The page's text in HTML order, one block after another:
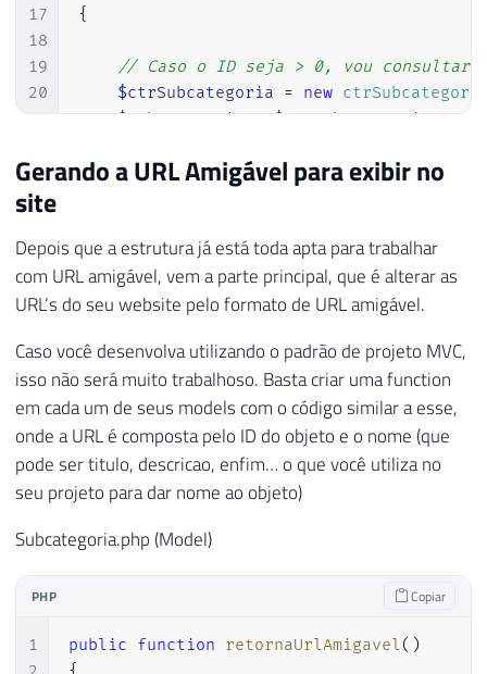
17
18
19
20
21
23
24
26
27
28
{
// Caso o ID seja > 0, vou consultar
$ctrSubcategoria = new
$subcategoria = $ctrSubcategoria->
// Agora que meu controller criou o
}
?>
Gerando a URL Amigável para exibir no
site
Depois que a estrutura já está toda apta para trabalhar
com URL amigável, vem a parte principal, que é alterar as
URL’s do seu website pelo formato de URL amigável.
Caso você desenvolva utilizando o padrão de projeto MVC,
isso não será muito trabalhoso. Basta criar uma function
em cada um de seus models com o código similar a esse,
onde a URL é composta pelo ID do objeto e o nome (que
pode ser titulo, descricao, enfim… o que você utiliza no
seu projeto para dar nome ao objeto)
Subcategoria.php (Model)
PHP Copiar
1
public function retornaUrlAmigavel( )